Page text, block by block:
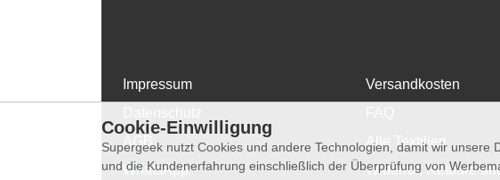
Impressum
WhatsApp
Versandkosten
Alle Textilien
Widerruf, Retoure
Cookie-Einwilligung
Supergeek nutzt Cookies und andere Technologien, damit wir
und die Kundenerfahrung einschließlich der Überprüfung von